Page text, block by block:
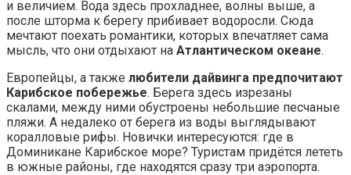
и величием. Вода здесь прохладнее, волны выше, а
после шторма к берегу прибивает водоросли. Сюда
мечтают поехать романтики, которых впечатляет сама
мысль, что они отдыхают на Атлантическом океане.
Европейцы, а также любители дайвинга предпочитают
Карибское побережье. Берега здесь изрезаны
скалами, между ними обустроены небольшие песчаные
пляжи. А недалеко от берега из воды выглядывают
коралловые рифы. Новички интересуются: где в
Доминикане Карибское море? Туристам придётся лететь
в южные районы, где находятся сразу три аэропорта.